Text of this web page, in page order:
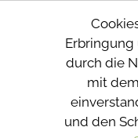
Erbringung
durch die
mit
und den